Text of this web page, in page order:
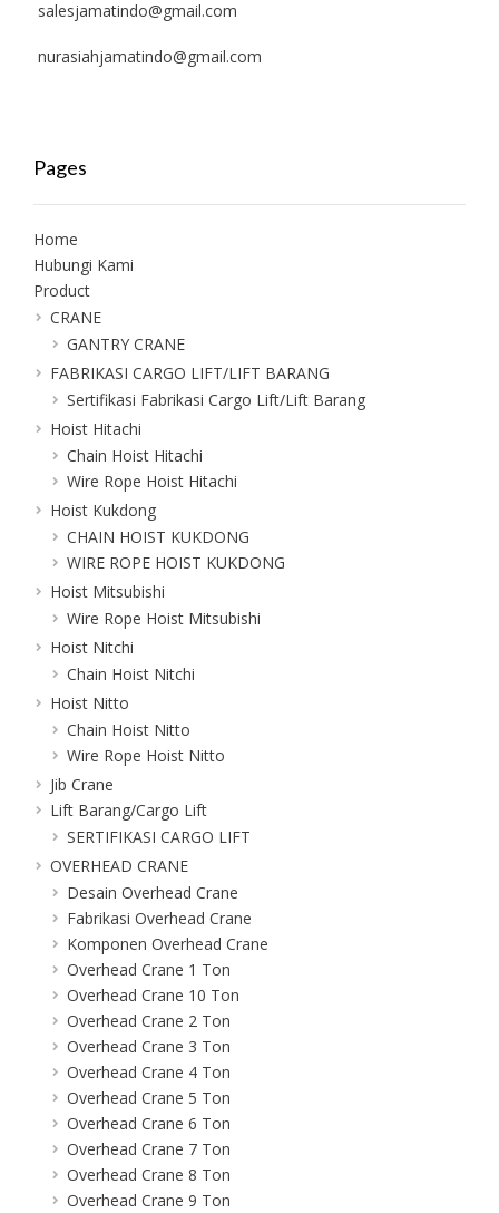
salesjamatindo@gmail.com
nurasiahjamatindo@gmail.com
Pages
Home
Hubungi Kami
Product
CRANE
GANTRY CRANE
FABRIKASI CARGO LIFT/LIFT BARANG
Sertifikasi Fabrikasi Cargo Lift/Lift Barang
Hoist Hitachi
Chain Hoist Hitachi
Wire Rope Hoist Hitachi
Hoist Kukdong
CHAIN HOIST KUKDONG
WIRE ROPE HOIST KUKDONG
Hoist Mitsubishi
Wire Rope Hoist Mitsubishi
Hoist Nitchi
Chain Hoist Nitchi
Hoist Nitto
Chain Hoist Nitto
Wire Rope Hoist Nitto
Jib Crane
Lift Barang/Cargo Lift
SERTIFIKASI CARGO LIFT
OVERHEAD CRANE
Desain Overhead Crane
Fabrikasi Overhead Crane
Komponen Overhead Crane
Overhead Crane 1 Ton
Overhead Crane 10 Ton
Overhead Crane 2 Ton
Overhead Crane 3 Ton
Overhead Crane 4 Ton
Overhead Crane 5 Ton
Overhead Crane 6 Ton
Overhead Crane 7 Ton
Overhead Crane 8 Ton
Overhead Crane 9 Ton